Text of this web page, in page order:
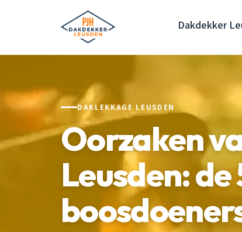
Dakdekker
DAKLEKKAGE LEUSDEN
Oorzaken
Leusden: